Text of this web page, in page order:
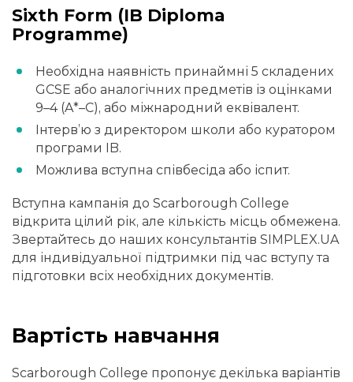
Sixth Form (IB Diploma
Programme)
Необхідна наявність принаймні 5 складених
GCSE або аналогічних предметів із оцінками
9–4 (A*–C), або міжнародний еквівалент.
Інтерв’ю з директором школи або куратором
програми IB.
Можлива вступна співбесіда або іспит.
Вступна кампанія до Scarborough College
відкрита цілий рік, але кількість місць обмежена.
Звертайтесь до наших консультантів SIMPLEX.UA
для індивідуальної підтримки під час вступу та
підготовки всіх необхідних документів.
Вартість навчання
Scarborough College пропонує декілька варіантів